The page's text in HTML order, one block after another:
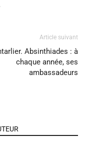
Article suivant
Absinthiades : à
chaque année, ses
ambassadeurs